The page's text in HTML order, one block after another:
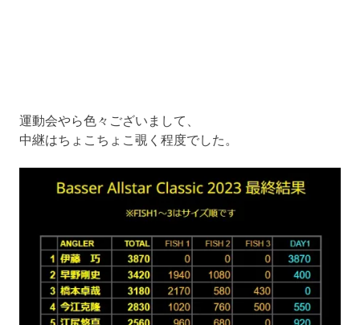
運動会やら色々ございまして、
中継はちょこちょこ覗く程度でした。